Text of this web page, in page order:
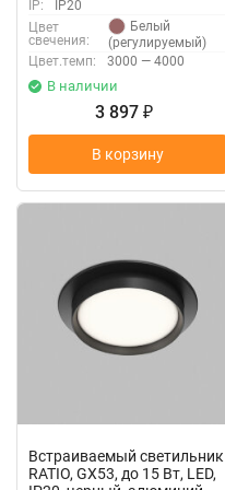
IP:
IP20
Цвет
свечения:
Белый
(регулируемый)
Цвет.темп:
3000 — 4000
В наличии
3 897 ₽
В корзину
Встраиваемый светильник
RATIO, GX53, до 15 Вт, LED,